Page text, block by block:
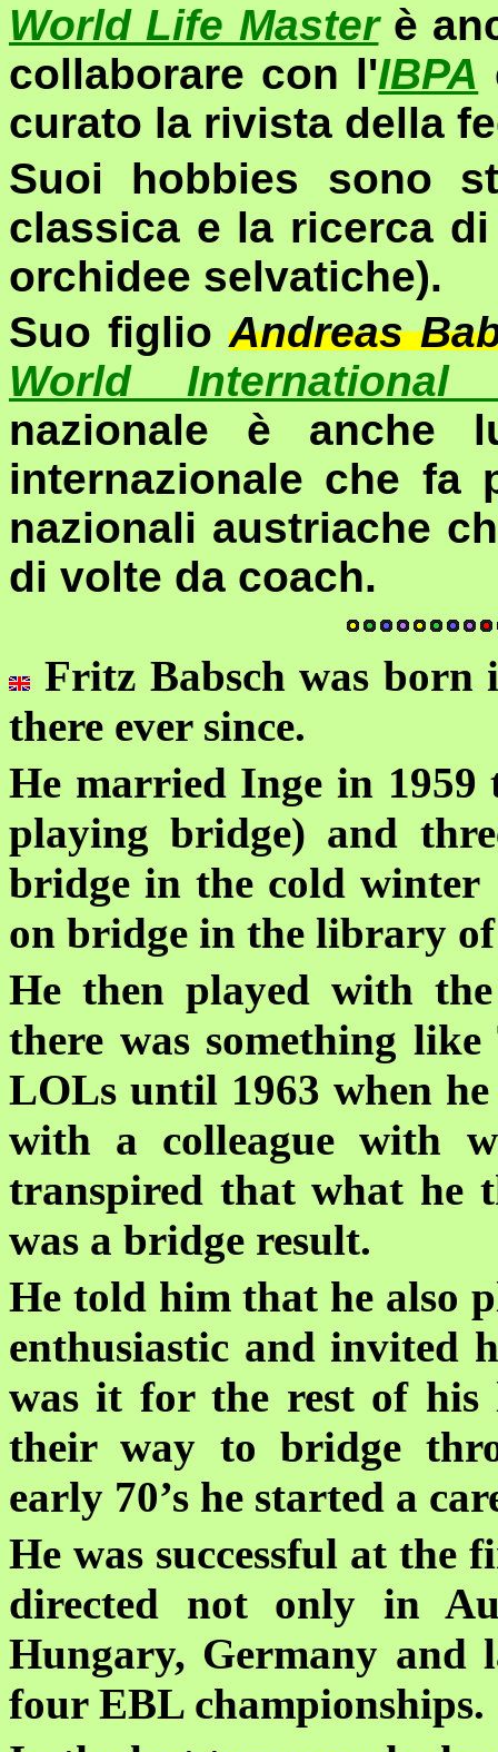
World Life Masterè
collaborare con l'IBPA
curato la rivista della
Suoi hobbies sono
classica e la ricerca
orchidee selvatiche).
Suo figlioAndreas
World International
nazionale è anche
internazionale che fa
nazionali austriache
di volte da coach.
Fritz Babsch was born
there ever since.
He married Inge in 1959
playing bridge) and
bridge in the cold winter
on bridge in the library
He then played with
there was something
LOLs until 1963 when
with a colleague with
transpired that what he
was a bridge result.
He told him that he also
enthusiastic and invited
was it for the rest of his
their way to bridge
early 70’s he started a
He was successful at the
directed not only in
Hungary, Germany
four EBL championships.